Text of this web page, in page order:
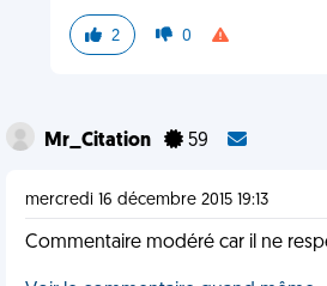
2 0
Mr_Citation 59
mercredi 16 décembre 2015 19:13
Commentaire modéré car il ne